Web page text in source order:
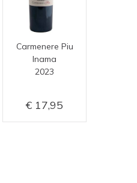
Carmenere Piu
Inama
2023
17,95